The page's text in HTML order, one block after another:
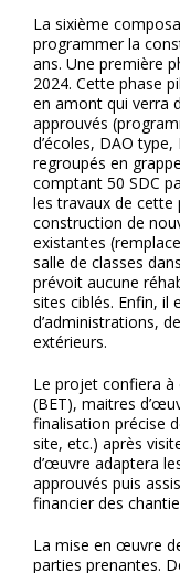
La sixième
programmer la
ans. Une première
2024. Cette phase
en amont qui verra
approuvés
d’écoles, DAO
regroupés en
comptant 50 SDC
les travaux de cette
construction de
existantes
salle de classes
prévoit aucune
sites ciblés. Enfin, il
d’administrations,
extérieurs.
Le projet confiera à
(BET), maitres
finalisation précise
site, etc.) après
d’œuvre adaptera
approuvés puis
financier des
La mise en œuvre
parties prenantes.